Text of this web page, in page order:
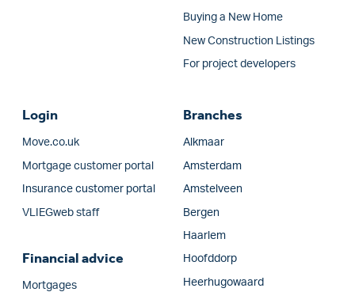
Buying a New Home
New Construction Listings
For project developers
Login
Move.co.uk
Mortgage customer portal
Insurance customer portal
VLIEGweb staff
Financial advice
Mortgages
Branches
Alkmaar
Amsterdam
Amstelveen
Bergen
Haarlem
Hoofddorp
Heerhugowaard